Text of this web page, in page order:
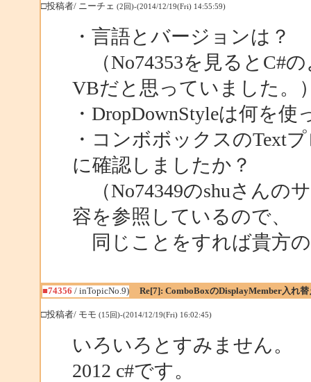
□投稿者/ ニーチェ (2回)-(2014/12/19(Fri) 14:55:59)
・言語とバージョンは？
（No74353を見るとC#
VBだと思っていました。
・DropDownStyleは何を
・コンボボックスのText
に確認しましたか？
（No74349のshuさんの
容を参照しているので、
同じことをすれば貴方
■74356 / inTopicNo.9) Re[7]: ComboBoxのDisplayMember入れ替
□投稿者/ モモ (15回)-(2014/12/19(Fri) 16:02:45)
いろいろとすみません。
2012 c#です。